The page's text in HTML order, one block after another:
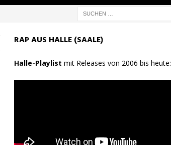
RAP AUS HALLE (SAALE)
Halle-Playlist mit Releases von 2006 bis heute: